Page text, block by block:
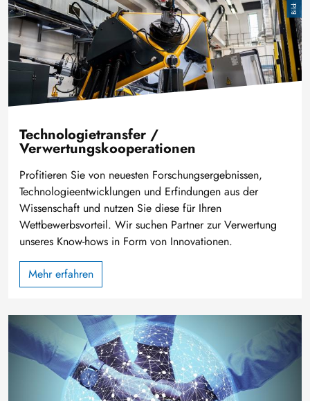
Technologietransfer /
Verwertungskooperationen
Profitieren Sie von neuesten Forschungsergebnissen,
Technologieentwicklungen und Erfindungen aus der
Wissenschaft und nutzen Sie diese für Ihren
Wettbewerbsvorteil. Wir suchen Partner zur Verwertung
unseres Know-hows in Form von Innovationen.
Mehr erfahren
Bild